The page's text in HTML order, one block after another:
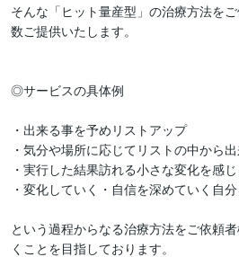
そんな「ヒット量産型」の治療方法を
数ご提供いたします。
◎サービスの具体例
・出来る事を予めリストアップ
・気分や場所に応じてリストの中から
・実行した結果訪れる小さな変化を感
・変化していく・自信を深めていく自
という過程からなる治療方法をご依頼
くことを目指しております。